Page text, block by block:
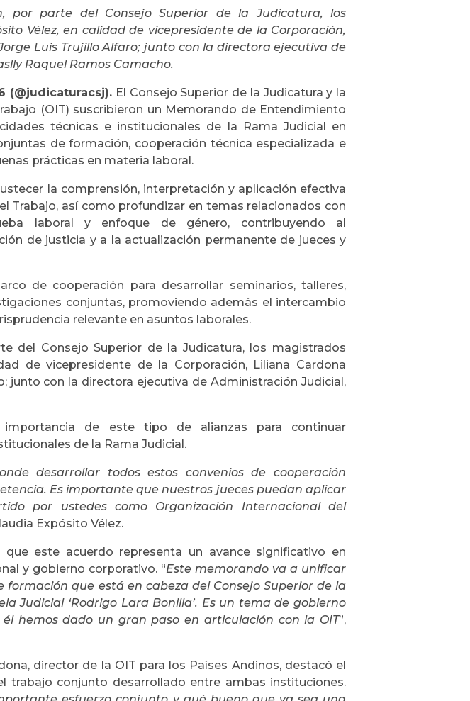
por parte del Consejo Superior de la Judicatura, los
Vélez, en calidad de vicepresidente de la Corporación,
Luis Trujillo Alfaro; junto con la directora ejecutiva de
Raquel Ramos Camacho.
(@judicaturacsj). El Consejo Superior de la Judicatura y la
(OIT) suscribieron un Memorando de Entendimiento
técnicas e institucionales de la Rama Judicial en
de formación, cooperación técnica especializada e
prácticas en materia laboral.
la comprensión, interpretación y aplicación efectiva
Trabajo, así como profundizar en temas relacionados con
laboral y enfoque de género, contribuyendo al
de justicia y a la actualización permanente de jueces y
de cooperación para desarrollar seminarios, talleres,
conjuntas, promoviendo además el intercambio
relevante en asuntos laborales.
del Consejo Superior de la Judicatura, los magistrados
de vicepresidente de la Corporación, Liliana Cardona
junto con la directora ejecutiva de Administración Judicial,
importancia de este tipo de alianzas para continuar
de la Rama Judicial.
desarrollar todos estos convenios de cooperación
Es importante que nuestros jueces puedan aplicar
por ustedes como Organización Internacional del
Expósito Vélez.
este acuerdo representa un avance significativo en
y gobierno corporativo. “Este memorando va a unificar
formación que está en cabeza del Consejo Superior de la
Judicial ‘Rodrigo Lara Bonilla’. Es un tema de gobierno
hemos dado un gran paso en articulación con la OIT”,
director de la OIT para los Países Andinos, destacó el
trabajo conjunto desarrollado entre ambas instituciones.